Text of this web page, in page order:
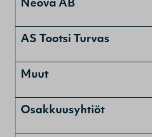
Neova AB
AS Tootsi Turvas
Muut
Osakkuusyhtiöt